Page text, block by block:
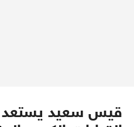
قيس سعيد يستعد